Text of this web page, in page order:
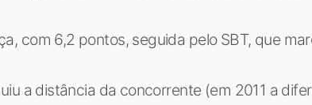
com 6,2 pontos, seguida pelo SBT, que
a distância da concorrente (em 2011 a